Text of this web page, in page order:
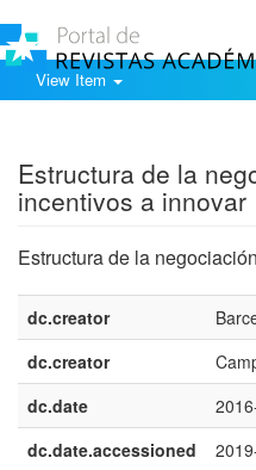
View Item
Estructura de la
incentivos a innovar
Estructura de la
dc.creator
dc.creator
dc.date
dc.date.accessioned